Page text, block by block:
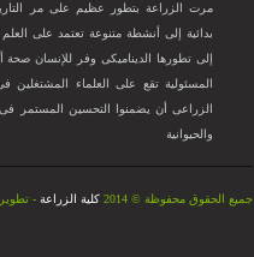
مرت الزراعة بتطور عظيم على مر
بدائية إلى أنشطة متنوعة تعتمد على العلم
إلى تطورها الديناميكى وفر للإنسان
المسئولية تقع على العلماء المشتغلين
الزراعى أن يضمنوا التحسين المستمر فى
والحيوانية
جميع الحقوق محفوظة © 2014 كلية الزراعة - تطوير